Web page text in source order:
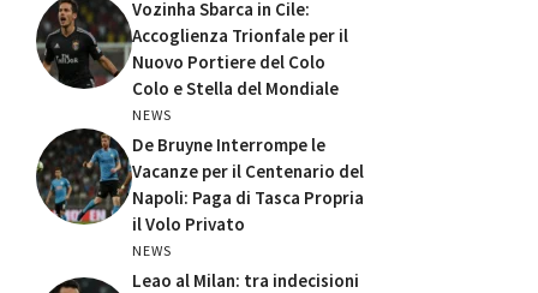
Vozinha Sbarca in Cile:
Accoglienza Trionfale per il
Nuovo Portiere del Colo
Colo e Stella del Mondiale
NEWS
De Bruyne Interrompe le
Vacanze per il Centenario del
Napoli: Paga di Tasca Propria
il Volo Privato
NEWS
Leao al Milan: tra indecisioni